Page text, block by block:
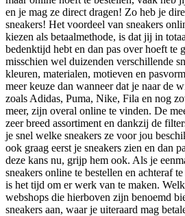
en je mag ze direct dragen! Zo heb je
sneakers! Het voordeel van sneakers
kiezen als betaalmethode, is dat jij in
bedenktijd hebt en dan pas over hoeft te
misschien wel duizenden verschillende
kleuren, materialen, motieven en
meer keuze dan wanneer dat je naar de
zoals Adidas, Puma, Nike, Fila en nog
meer, zijn overal online te vinden. De
zeer breed assortiment en dankzij de
je snel welke sneakers ze voor jou
ook graag eerst je sneakers zien en dan
deze kans nu, grijp hem ook. Als je
sneakers online te bestellen en achteraf
is het tijd om er werk van te maken.
webshops die hierboven zijn benoemd
sneakers aan, waar je uiteraard mag